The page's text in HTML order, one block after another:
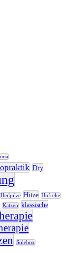
Dry
Heilpilze Hitze Hufrehe
Katzen
klassische
Solebox